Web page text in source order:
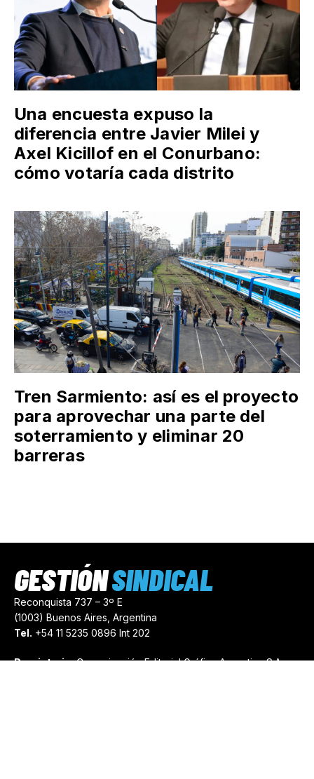
Una encuesta expuso la
diferencia entre Javier Milei y
Axel Kicillof en el Conurbano:
cómo votaría cada distrito
Tren Sarmiento: así es el proyecto
para aprovechar una parte del
soterramiento y eliminar 20
barreras
Reconquista 737 – 3º E
(1003) Buenos Aires, Argentina
Tel. +54 11 5235 0896 Int 202
Propietario:Comunicación Editorial Gráfica Argentina S.A.
GESTIÓNSINDICAL